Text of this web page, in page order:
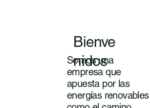
Bienve
nidos
Somos una
empresa que
apuesta por las
energías renovables